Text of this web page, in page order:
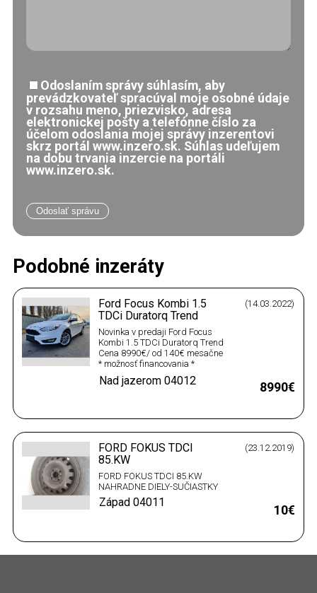
Odoslaním správy súhlasím, aby
prevádzkovateľ spracúval moje osobné údaje
v rozsahu meno, priezvisko, adresa
elektronickej pošty a telefónne číslo za
účelom odoslania mojej správy inzerentovi
skrz portál www.inzero.sk. Súhlas udeľujem
na dobu trvania inzercie na portáli
www.inzero.sk.
Podobné inzeráty
Ford Focus Kombi 1.5
TDCi Duratorq Trend
(14.03.2022)
Novinka v predaji Ford Focus
Kombi 1.5 TDCi Duratorq Trend
Cena 8990€/ od 140€ mesačne
* možnosť financovania *
možnosť financovania aj bez
akontácie * možnosť posúdenia
poplatky za sprostredkovanie
8990€
Nad jazerom 04012
FORD FOKUS TDCI
85.KW
(23.12.2019)
FORD FOKUS TDCI 85.KW
NAHRADNE DIELY-SUČIASTKY
10€
Západ 04011